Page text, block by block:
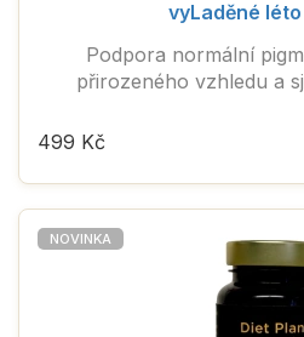
vyLaděné
Podpora normální
přirozeného vzhledu a
499 Kč
NOVINKA